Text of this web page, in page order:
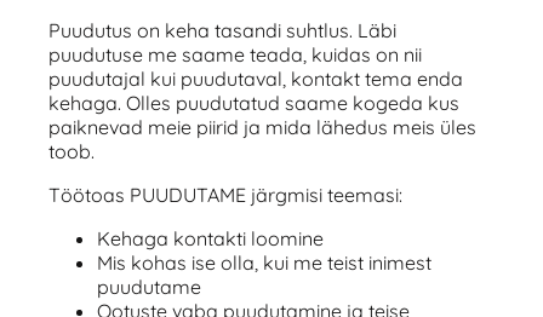
Puudutus on keha tasandi suhtlus. Läbi
puudutuse me saame teada, kuidas on nii
puudutajal kui puudutaval, kontakt tema enda
kehaga. Olles puudutatud saame kogeda kus
paiknevad meie piirid ja mida lähedus meis üles
toob.
Töötoas PUUDUTAME järgmisi teemasi:
Kehaga kontakti loomine
Mis kohas ise olla, kui me teist inimest
puudutame
Ootuste vaba puudutamine ja teise